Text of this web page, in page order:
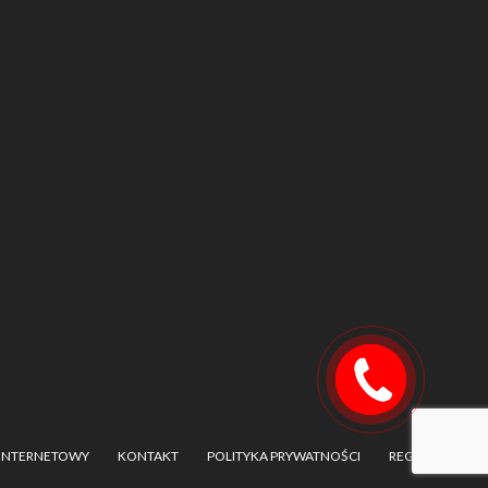
KONTAKT POLITYKA PRYWATNOŚCI REGULAMIN
Szybki
kontakt!